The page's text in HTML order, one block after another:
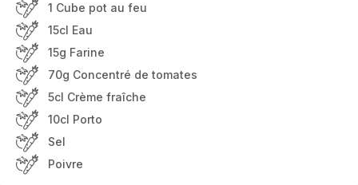
1 Cube pot au feu
15cl Eau
15g Farine
70g Concentré de tomates
5cl Crème fraîche
10cl Porto
Sel
Poivre